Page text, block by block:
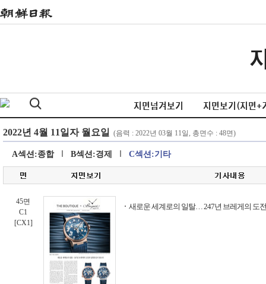
지면넘겨보기 지면보기(지면+
A섹션:종합 B섹션:경제 C섹션:기타
45면
C1
[CX1]
새로운 세계로의 일탈… 247년 브레게의 도